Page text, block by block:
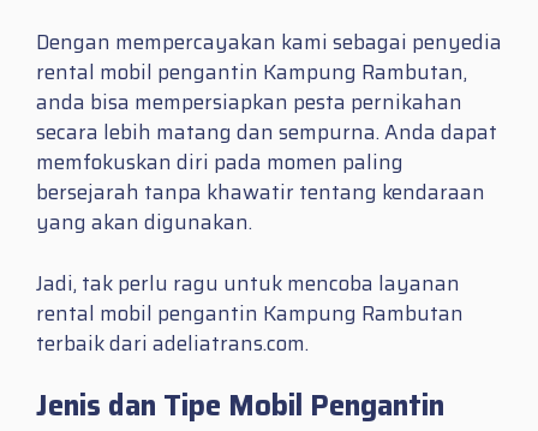
Dengan mempercayakan kami sebagai penyedia
rental mobil pengantin Kampung Rambutan,
anda bisa mempersiapkan pesta pernikahan
secara lebih matang dan sempurna. Anda dapat
memfokuskan diri pada momen paling
bersejarah tanpa khawatir tentang kendaraan
yang akan digunakan.
Jadi, tak perlu ragu untuk mencoba layanan
rental mobil pengantin Kampung Rambutan
terbaik dari adeliatrans.com.
Jenis dan Tipe Mobil Pengantin